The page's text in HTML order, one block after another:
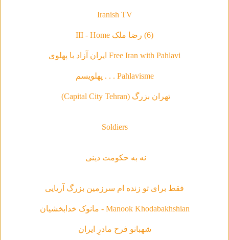
Iranish TV
(6) رضا ملک III - Home
Free Iran with Pahlavi ایران آزاد با پهلوی
Pahlavisme . . . پهلویسم
تهران بزرگ (Capital City Tehran)
Soldiers
نه به حکومت دینی
فقط براى تو زنده ام سرزمين بزرگ آريايى
Manook Khodabakhshian - مانوک خدابخشیان
شهبانو فرح مادرِ ایران